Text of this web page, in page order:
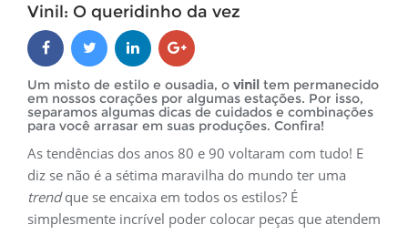
Vinil: O queridinho da vez
Um misto de estilo e ousadia, o vinil tem permanecido
em nossos corações por algumas estações. Por isso,
separamos algumas dicas de cuidados e combinações
para você arrasar em suas produções. Confira!
As tendências dos anos 80 e 90 voltaram com tudo! E
diz se não é a sétima maravilha do mundo ter uma
trendque se encaixa em todos os estilos? É
simplesmente incrível poder colocar peças que atendem